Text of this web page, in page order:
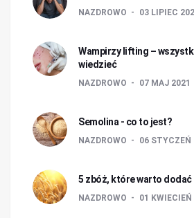
NAZDROWO 03 LIPIEC
Wampirzy lifting –
wiedzieć
NAZDROWO 07 MAJ 2021
Semolina - co to jest?
NAZDROWO 06 STYCZEŃ
5 zbóż, które warto dodać
NAZDROWO 01